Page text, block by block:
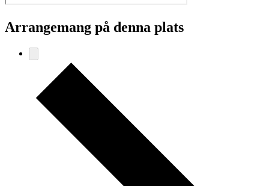
Arrangemang på denna plats